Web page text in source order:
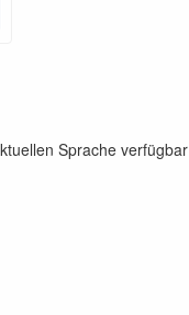
Sprache verfügbar